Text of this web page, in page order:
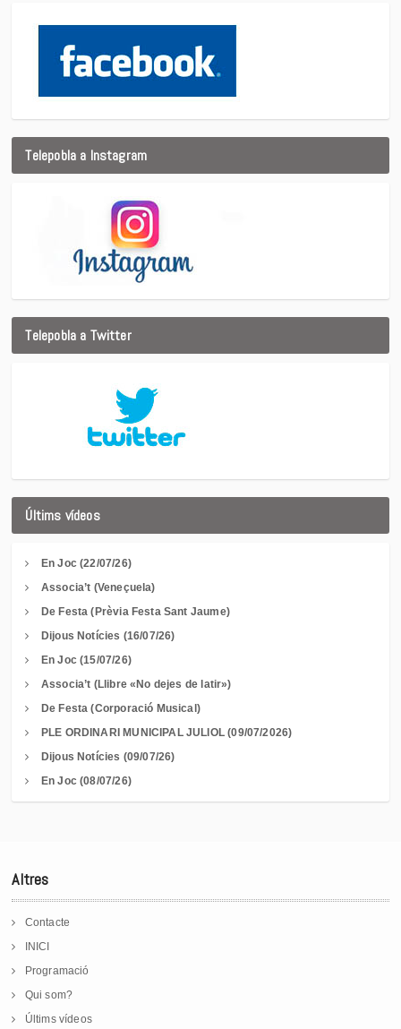
Telepobla a Instagram
Telepobla a Twitter
Últims vídeos
En Joc (22/07/26)
Associa’t (Veneçuela)
De Festa (Prèvia Festa Sant Jaume)
Dijous Notícies (16/07/26)
En Joc (15/07/26)
Associa’t (Llibre «No dejes de latir»)
De Festa (Corporació Musical)
PLE ORDINARI MUNICIPAL JULIOL (09/07/2026)
Dijous Notícies (09/07/26)
En Joc (08/07/26)
Altres
Contacte
INICI
Programació
Qui som?
Últims vídeos